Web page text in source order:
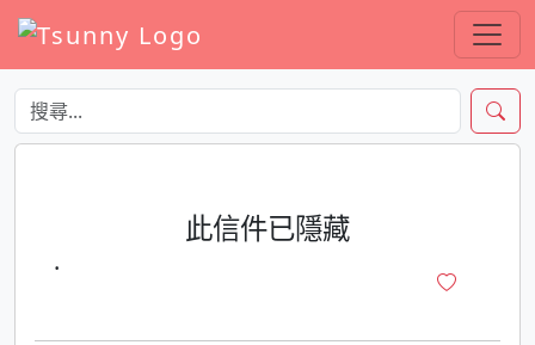
此信件已隱藏
·